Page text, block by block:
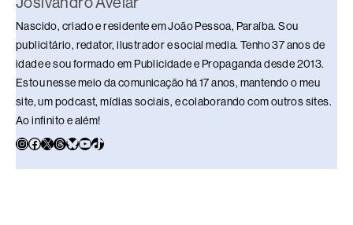
Nascido, criado e residente em João Pessoa, Paraíba. Sou
publicitário, redator, ilustrador e social media. Tenho 37 anos de
idade e sou formado em Publicidade e Propaganda desde 2013.
Estou nesse meio da comunicação há 17 anos, mantendo o meu
site, um podcast, mídias sociais, e colaborando com outros sites.
Ao infinito e além!